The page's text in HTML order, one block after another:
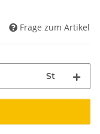
Frage zum Artikel
St